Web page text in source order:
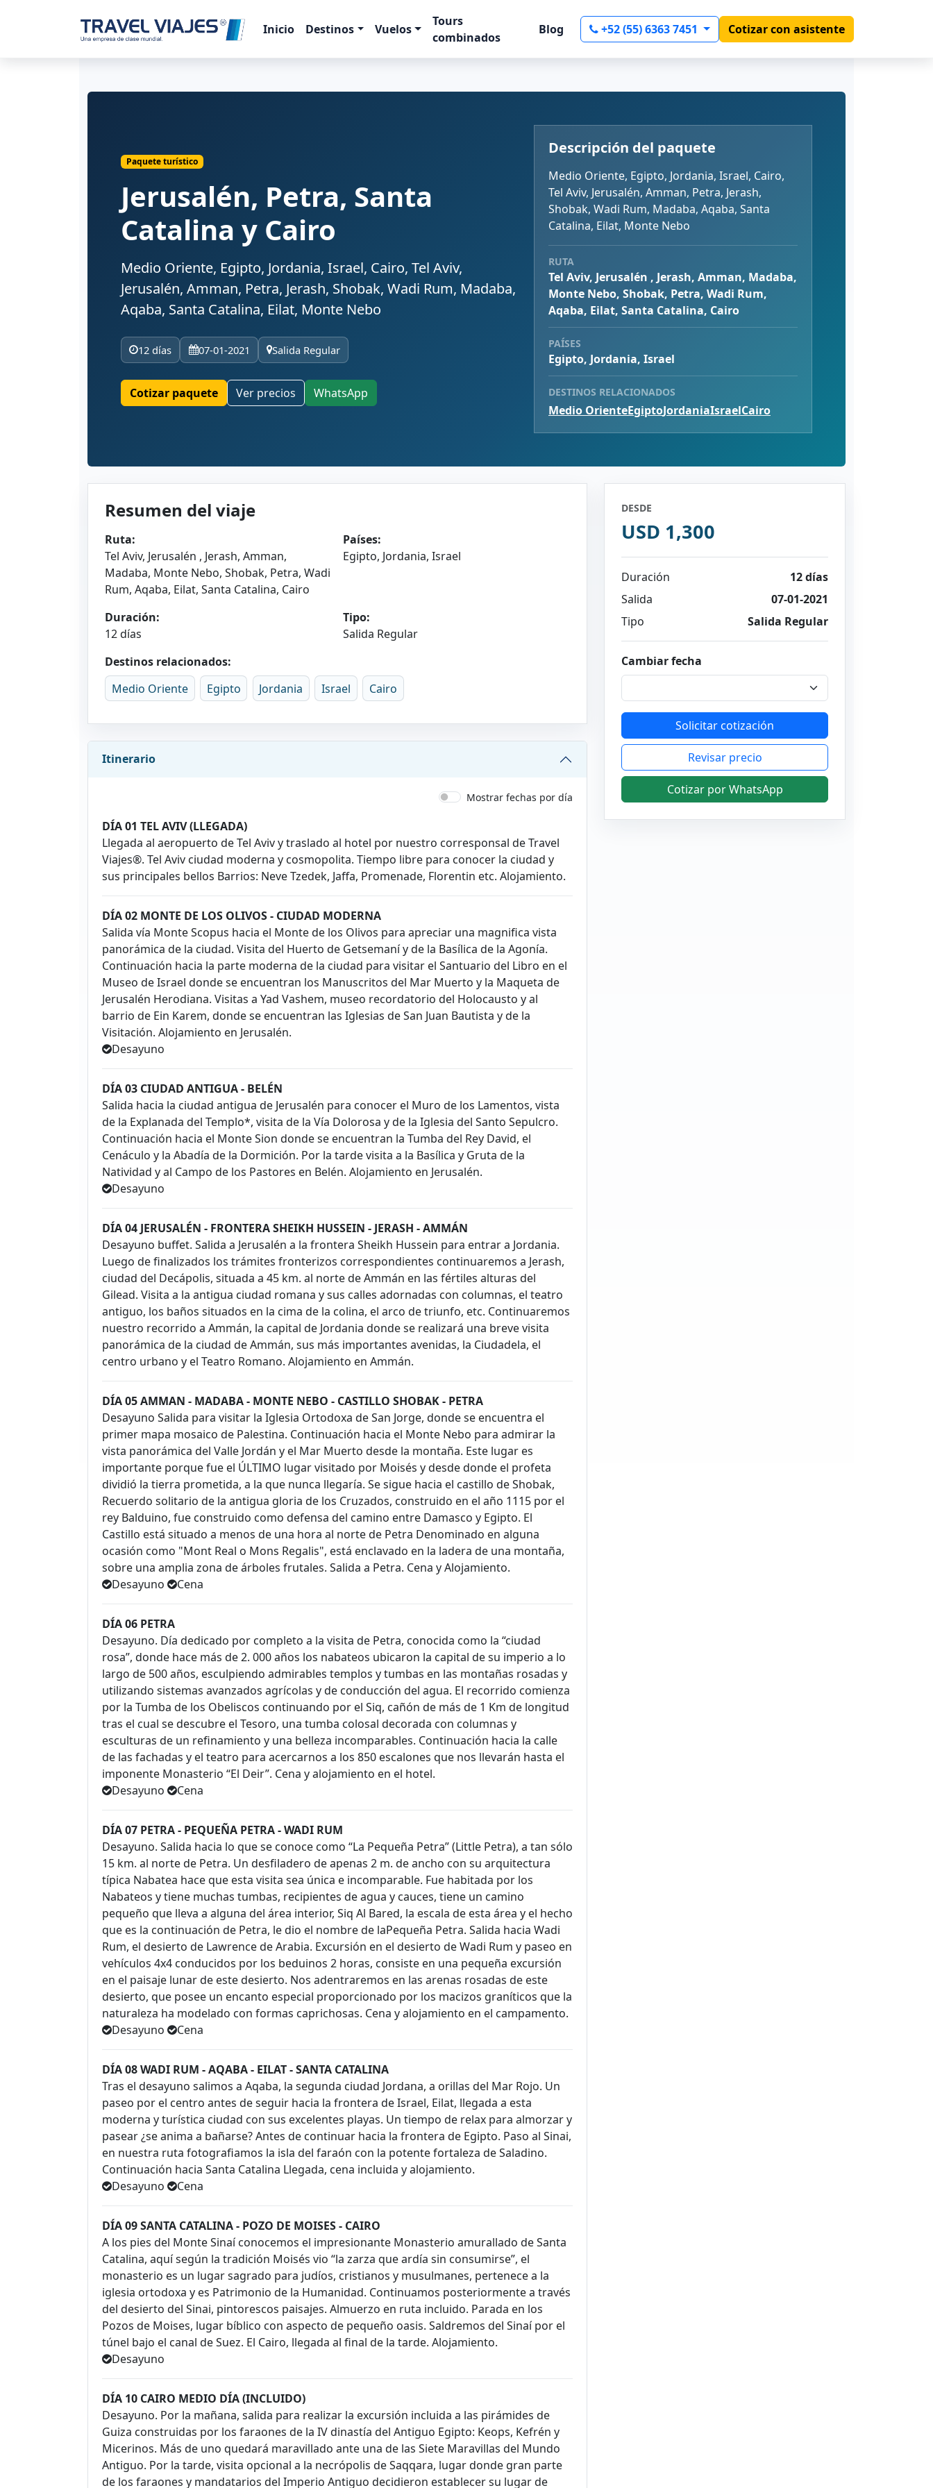
Inicio Destinos Vuelos
Tours
combinados
Blog +52 (55) 6363 7451 Cotizar con asistente
Paquete turístico
Jerusalén, Petra, Santa
Catalina y Cairo
Medio Oriente, Egipto, Jordania, Israel, Cairo, Tel Aviv,
Jerusalén, Amman, Petra, Jerash, Shobak, Wadi Rum, Madaba,
Aqaba, Santa Catalina, Eilat, Monte Nebo
12 días 07-01-2021 Salida Regular
Cotizar paquete Ver precios WhatsApp
Descripción del paquete
Medio Oriente, Egipto, Jordania, Israel, Cairo,
Tel Aviv, Jerusalén, Amman, Petra, Jerash,
Shobak, Wadi Rum, Madaba, Aqaba, Santa
Catalina, Eilat, Monte Nebo
RUTA
Tel Aviv, Jerusalén , Jerash, Amman, Madaba,
Monte Nebo, Shobak, Petra, Wadi Rum,
Aqaba, Eilat, Santa Catalina, Cairo
PAÍSES
Egipto, Jordania, Israel
DESTINOS RELACIONADOS
Medio OrienteEgiptoJordaniaIsraelCairo
Resumen del viaje
Ruta:
Tel Aviv, Jerusalén , Jerash, Amman,
Madaba, Monte Nebo, Shobak, Petra, Wadi
Rum, Aqaba, Eilat, Santa Catalina, Cairo
Países:
Egipto, Jordania, Israel
Duración:
12 días
Tipo:
Salida Regular
Destinos relacionados:
Medio Oriente
Egipto Jordania Israel Cairo
Itinerario
Mostrar fechas por día
DÍA 01 TEL AVIV (LLEGADA)
Llegada al aeropuerto de Tel Aviv y traslado al hotel por nuestro corresponsal de Travel
Viajes®. Tel Aviv ciudad moderna y cosmopolita. Tiempo libre para conocer la ciudad y
sus principales bellos Barrios: Neve Tzedek, Jaffa, Promenade, Florentin etc. Alojamiento.
DÍA 02 MONTE DE LOS OLIVOS - CIUDAD MODERNA
Salida vía Monte Scopus hacia el Monte de los Olivos para apreciar una magnifica vista
panorámica de la ciudad. Visita del Huerto de Getsemaní y de la Basílica de la Agonía.
Continuación hacia la parte moderna de la ciudad para visitar el Santuario del Libro en el
Museo de Israel donde se encuentran los Manuscritos del Mar Muerto y la Maqueta de
Jerusalén Herodiana. Visitas a Yad Vashem, museo recordatorio del Holocausto y al
barrio de Ein Karem, donde se encuentran las Iglesias de San Juan Bautista y de la
Visitación. Alojamiento en Jerusalén.
Desayuno
DÍA 03 CIUDAD ANTIGUA - BELÉN
Salida hacia la ciudad antigua de Jerusalén para conocer el Muro de los Lamentos, vista
de la Explanada del Templo*, visita de la Vía Dolorosa y de la Iglesia del Santo Sepulcro.
Continuación hacia el Monte Sion donde se encuentran la Tumba del Rey David, el
Cenáculo y la Abadía de la Dormición. Por la tarde visita a la Basílica y Gruta de la
Natividad y al Campo de los Pastores en Belén. Alojamiento en Jerusalén.
Desayuno
DÍA 04 JERUSALÉN - FRONTERA SHEIKH HUSSEIN - JERASH - AMMÁN
Desayuno buffet. Salida a Jerusalén a la frontera Sheikh Hussein para entrar a Jordania.
Luego de finalizados los trámites fronterizos correspondientes continuaremos a Jerash,
ciudad del Decápolis, situada a 45 km. al norte de Ammán en las fértiles alturas del
Gilead. Visita a la antigua ciudad romana y sus calles adornadas con columnas, el teatro
antiguo, los baños situados en la cima de la colina, el arco de triunfo, etc. Continuaremos
nuestro recorrido a Ammán, la capital de Jordania donde se realizará una breve visita
panorámica de la ciudad de Ammán, sus más importantes avenidas, la Ciudadela, el
centro urbano y el Teatro Romano. Alojamiento en Ammán.
DÍA 05 AMMAN - MADABA - MONTE NEBO - CASTILLO SHOBAK - PETRA
Desayuno Salida para visitar la Iglesia Ortodoxa de San Jorge, donde se encuentra el
primer mapa mosaico de Palestina. Continuación hacia el Monte Nebo para admirar la
vista panorámica del Valle Jordán y el Mar Muerto desde la montaña. Este lugar es
importante porque fue el ÚLTIMO lugar visitado por Moisés y desde donde el profeta
dividió la tierra prometida, a la que nunca llegaría. Se sigue hacia el castillo de Shobak,
Recuerdo solitario de la antigua gloria de los Cruzados, construido en el año 1115 por el
rey Balduino, fue construido como defensa del camino entre Damasco y Egipto. El
Castillo está situado a menos de una hora al norte de Petra Denominado en alguna
ocasión como "Mont Real o Mons Regalis", está enclavado en la ladera de una montaña,
sobre una amplia zona de árboles frutales. Salida a Petra. Cena y Alojamiento.
Desayuno
Cena
DÍA 06 PETRA
Desayuno. Día dedicado por completo a la visita de Petra, conocida como la “ciudad
rosa”, donde hace más de 2. 000 años los nabateos ubicaron la capital de su imperio a lo
largo de 500 años, esculpiendo admirables templos y tumbas en las montañas rosadas y
utilizando sistemas avanzados agrícolas y de conducción del agua. El recorrido comienza
por la Tumba de los Obeliscos continuando por el Siq, cañón de más de 1 Km de longitud
tras el cual se descubre el Tesoro, una tumba colosal decorada con columnas y
esculturas de un refinamiento y una belleza incomparables. Continuación hacia la calle
de las fachadas y el teatro para acercarnos a los 850 escalones que nos llevarán hasta el
imponente Monasterio “El Deir”. Cena y alojamiento en el hotel.
Desayuno
Cena
DÍA 07 PETRA - PEQUEÑA PETRA - WADI RUM
Desayuno. Salida hacia lo que se conoce como “La Pequeña Petra” (Little Petra), a tan sólo
15 km. al norte de Petra. Un desfiladero de apenas 2 m. de ancho con su arquitectura
típica Nabatea hace que esta visita sea única e incomparable. Fue habitada por los
Nabateos y tiene muchas tumbas, recipientes de agua y cauces, tiene un camino
pequeño que lleva a alguna del área interior, Siq Al Bared, la escala de esta área y el hecho
que es la continuación de Petra, le dio el nombre de laPequeña Petra. Salida hacia Wadi
Rum, el desierto de Lawrence de Arabia. Excursión en el desierto de Wadi Rum y paseo en
vehículos 4x4 conducidos por los beduinos 2 horas, consiste en una pequeña excursión
en el paisaje lunar de este desierto. Nos adentraremos en las arenas rosadas de este
desierto, que posee un encanto especial proporcionado por los macizos graníticos que la
naturaleza ha modelado con formas caprichosas. Cena y alojamiento en el campamento.
Desayuno
Cena
DÍA 08 WADI RUM - AQABA - EILAT - SANTA CATALINA
Tras el desayuno salimos a Aqaba, la segunda ciudad Jordana, a orillas del Mar Rojo. Un
paseo por el centro antes de seguir hacia la frontera de Israel, Eilat, llegada a esta
moderna y turística ciudad con sus excelentes playas. Un tiempo de relax para almorzar y
pasear ¿se anima a bañarse? Antes de continuar hacia la frontera de Egipto. Paso al Sinai,
en nuestra ruta fotografiamos la isla del faraón con la potente fortaleza de Saladino.
Continuación hacia Santa Catalina Llegada, cena incluida y alojamiento.
Desayuno
Cena
DÍA 09 SANTA CATALINA - POZO DE MOISES - CAIRO
A los pies del Monte Sinaí conocemos el impresionante Monasterio amurallado de Santa
Catalina, aquí según la tradición Moisés vio “la zarza que ardía sin consumirse”, el
monasterio es un lugar sagrado para judíos, cristianos y musulmanes, pertenece a la
iglesia ortodoxa y es Patrimonio de la Humanidad. Continuamos posteriormente a través
del desierto del Sinai, pintorescos paisajes. Almuerzo en ruta incluido. Parada en los
Pozos de Moises, lugar bíblico con aspecto de pequeño oasis. Saldremos del Sinaí por el
túnel bajo el canal de Suez. El Cairo, llegada al final de la tarde. Alojamiento.
Desayuno
DÍA 10 CAIRO MEDIO DÍA (INCLUIDO)
Desayuno. Por la mañana, salida para realizar la excursión incluida a las pirámides de
Guiza construidas por los faraones de la IV dinastía del Antiguo Egipto: Keops, Kefrén y
Micerinos. Más de uno quedará maravillado ante una de las Siete Maravillas del Mundo
Antiguo. Por la tarde, visita opcional a la necrópolis de Saqqara, lugar donde gran parte
de los faraones y mandatarios del Imperio Antiguo decidieron establecer su lugar de
DESDE
USD 1,300
Duración
12 días
Salida
07-01-2021
Tipo
Salida Regular
Cambiar fecha
Solicitar cotización
Revisar precio
Cotizar por WhatsApp